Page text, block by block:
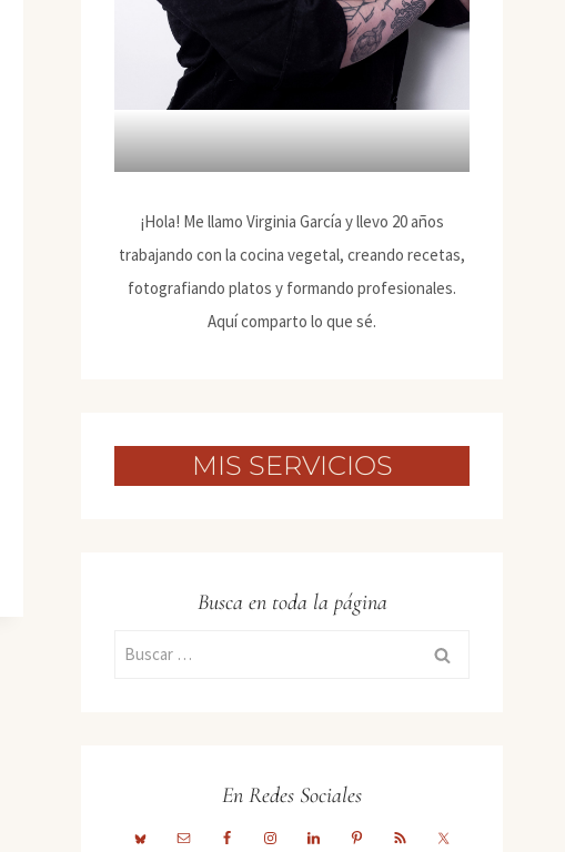
¡Hola! Me llamo Virginia García y llevo 20 años
trabajando con la cocina vegetal, creando recetas,
fotografiando platos y formando profesionales.
Aquí comparto lo que sé.
MIS SERVICIOS
Busca en toda la página
Buscar:
En Redes Sociales